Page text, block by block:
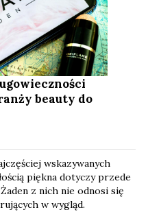
beauty do
wskazywanych
piękna dotyczy przede
z nich nie odnosi się
w wygląd.